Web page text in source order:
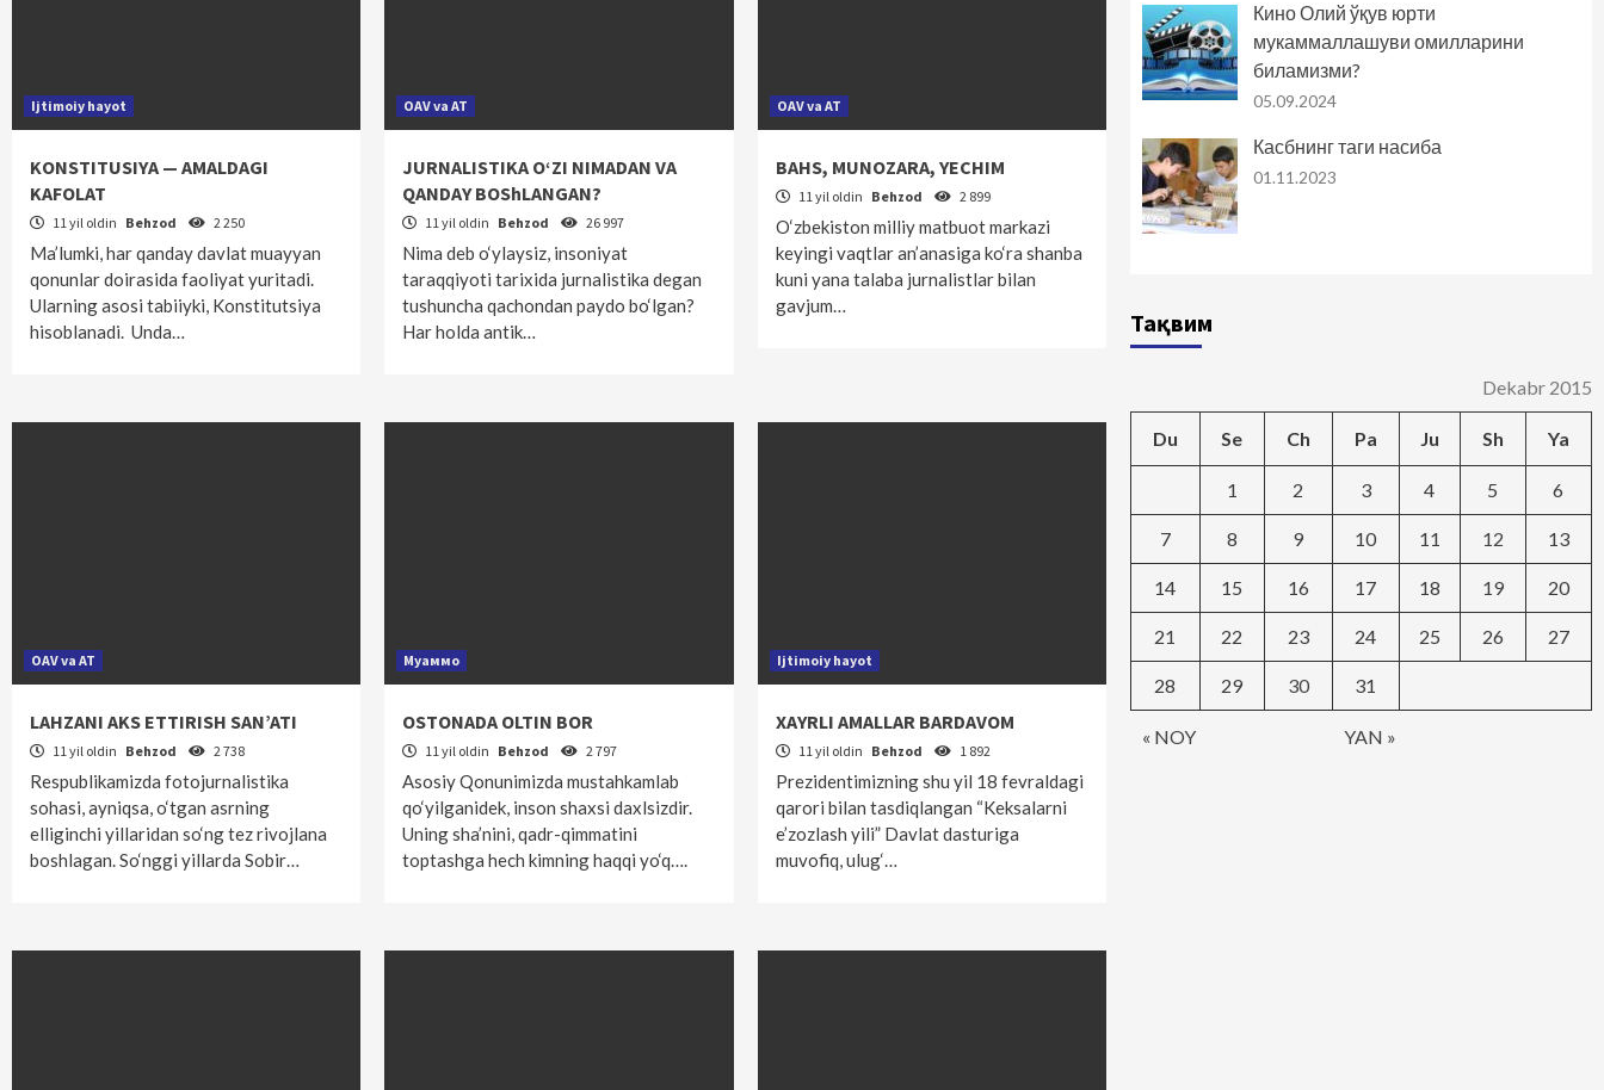
Ijtimoiy hayot
KONSTITUSIYA — AMALDAGI
KAFOLAT
11 yil oldin Behzod 2 250
Ma’lumki, har qanday davlat muayyan
qonunlar doirasida faoliyat yuritadi.
Ularning asosi tabiiyki, Konstitutsiya
hisoblanadi. Unda…
OAV va AT
JURNALISTIKA O‘ZI NIMADAN VA
QANDAY BOShLANGAN?
11 yil oldin Behzod 26 997
Nima deb o‘ylaysiz, insoniyat
taraqqiyoti tarixida jurnalistika degan
tushuncha qachondan paydo bo‘lgan?
Har holda antik…
OAV va AT
BAHS, MUNOZARA, YECHIM
11 yil oldin Behzod 2 899
O‘zbekiston milliy matbuot markazi
keyingi vaqtlar an’anasiga ko‘ra shanba
kuni yana talaba jurnalistlar bilan
gavjum…
OAV va AT
LAHZANI AKS ETTIRISH SAN’ATI
11 yil oldin Behzod 2 738
Respublikamizda fotojurnalistika
sohasi, ayniqsa, o‘tgan asrning
elliginchi yillaridan so‘ng tez rivojlana
boshlagan. So‘nggi yillarda Sobir…
Муаммо
OSTONADA OLTIN BOR
11 yil oldin Behzod 2 797
Asosiy Qonunimizda mustahkamlab
qo‘yilganidek, inson shaxsi daxlsizdir.
Uning sha’nini, qadr-qimmatini
toptashga hech kimning haqqi yo‘q….
Ijtimoiy hayot
XAYRLI AMALLAR BARDAVOM
11 yil oldin Behzod 1 892
Prezidentimizning shu yil 18 fevraldagi
qarori bilan tasdiqlangan “Keksalarni
e’zozlash yili” Davlat dasturiga
muvofiq, ulug‘…
Кино Олий ўқув юрти
мукаммаллашуви омилларини
биламизми?
05.09.2024
Касбнинг таги насиба
01.11.2023
Тақвим
Dekabr 2015
Du Se Ch Pa Ju Sh Ya
« NOY YAN »
1 2 3 4 5 6
7 8 9 10 11 12 13
14 15 16 17 18 19 20
21 22 23 24 25 26 27
28 29 30 31